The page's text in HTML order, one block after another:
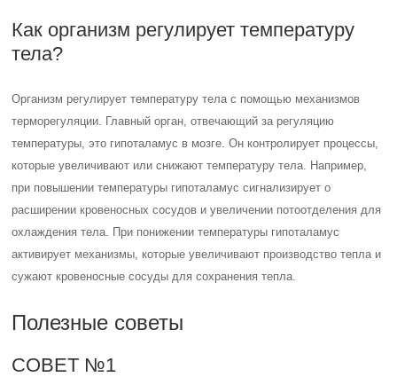
Как организм регулирует температуру
тела?
Организм регулирует температуру тела с помощью механизмов
терморегуляции. Главный орган, отвечающий за регуляцию
температуры, это гипоталамус в мозге. Он контролирует процессы,
которые увеличивают или снижают температуру тела. Например,
при повышении температуры гипоталамус сигнализирует о
расширении кровеносных сосудов и увеличении потоотделения для
охлаждения тела. При понижении температуры гипоталамус
активирует механизмы, которые увеличивают производство тепла и
сужают кровеносные сосуды для сохранения тепла.
Полезные советы
СОВЕТ №1